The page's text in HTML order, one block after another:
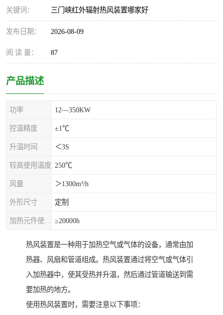
关键词： 三门峡红外辐射热风装置哪家好
发布日期： 2026-08-09
阅 读 量： 87
产品描述
功率 12—350KW
控温精度 ±1℃
升温时间 ＜3S
较高使用温度 250℃
风量 ＞1300m³/h
外形尺寸 定制
≥20000h
热风装置是一种用于加热空气或气体的设备，通常由加
热器、风扇和管道组成。热风装置通过将空气或气体引
入加热器中，使其受热并升温，然后通过管道输送到需
要加热的地方。
使用热风装置时，需要注意以下事项：